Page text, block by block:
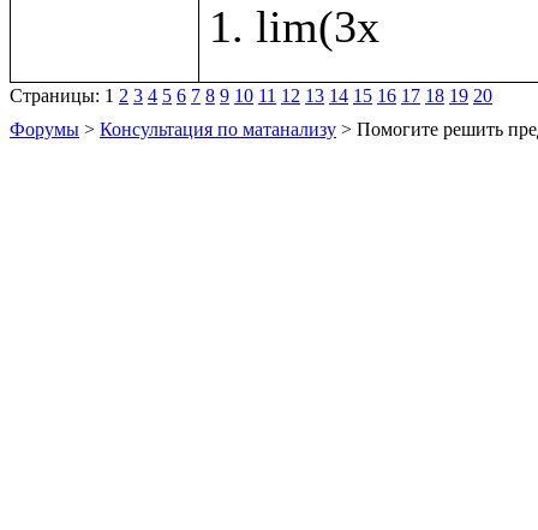
Страницы: 1 2 3 4 5 6 7 8 9 10 11 12 13 14 15 16 17 18 19 20
Форумы > Консультация по матанализу > Помогите решить